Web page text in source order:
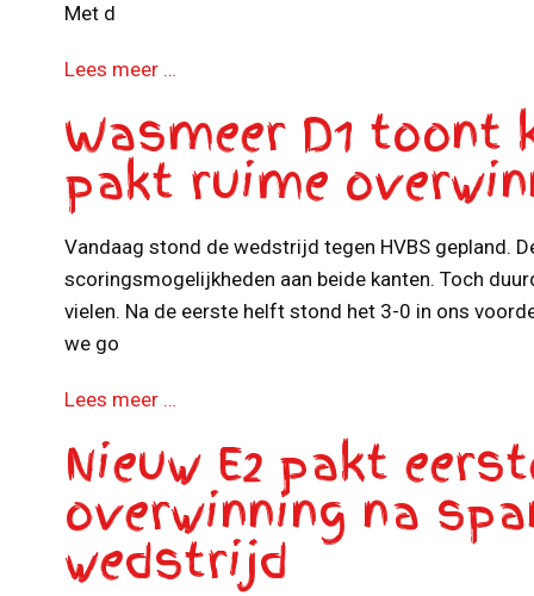
Met d
Lees meer …
Wasmeer D1 toont
pakt ruime
Vandaag stond de wedstrijd tegen HVBS gepland.
scoringsmogelijkheden aan beide kanten. Toch
vielen. Na de eerste helft stond het 3-0 in ons
we go
Lees meer …
Nieuw E2 pakt
overwinning na
wedstrijd